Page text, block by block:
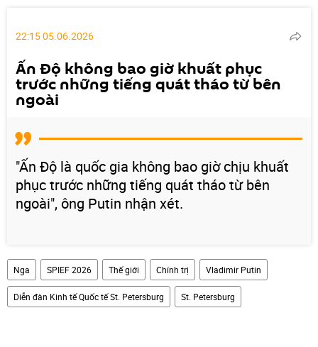
22:15 05.06.2026
Ấn Độ không bao giờ khuất phục
trước những tiếng quát tháo từ bên
ngoài
"Ấn Độ là quốc gia không bao giờ chịu khuất
phục trước những tiếng quát tháo từ bên
ngoài", ông Putin nhận xét.
Nga SPIEF 2026 Thế giới Chính trị Vladimir Putin
Diễn đàn Kinh tế Quốc tế St. Petersburg St. Petersburg